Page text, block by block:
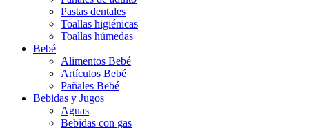
Pastas dentales
Toallas higiénicas
Toallas húmedas
Bebé
Alimentos Bebé
Artículos Bebé
Pañales Bebé
Bebidas y Jugos
Aguas
Bebidas con gas